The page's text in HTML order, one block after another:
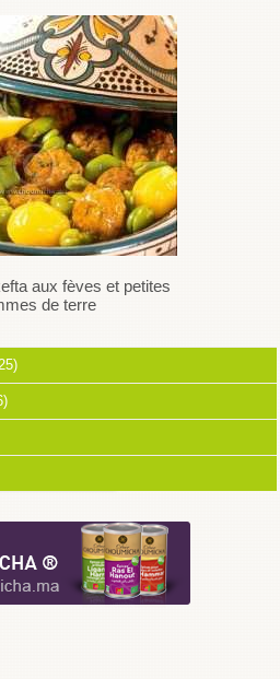
aux fèves et petites
de terre